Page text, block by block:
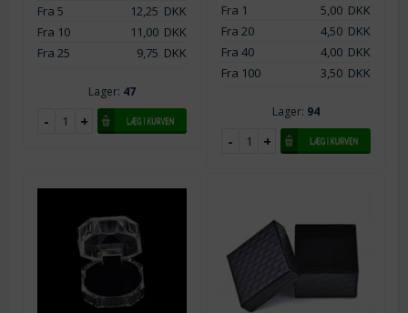
Fra 5
12,25 DKK
Fra 10
11,00DKK
Fra 25
9,75 DKK
Lager: 47
Fra 1
5,00DKK
Fra 20
4,50DKK
Fra 40
4,00DKK
Fra 100
3,50DKK
Lager: 94